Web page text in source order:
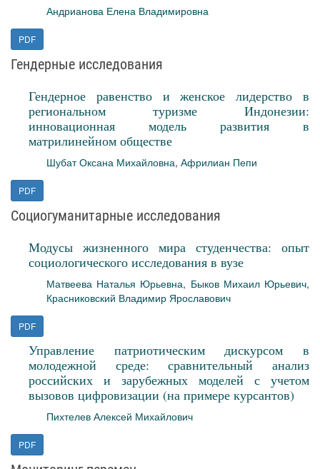
Андрианова Елена Владимировна
PDF
Гендерные исследования
Гендерное равенство и женское лидерство в
региональном туризме Индонезии:
инновационная модель развития в
матрилинейном обществе
Шубат Оксана Михайловна, Африлиан Пепи
PDF
Социогуманитарные исследования
Модусы жизненного мира студенчества: опыт
социологического исследования в вузе
Матвеева Наталья Юрьевна, Быков Михаил Юрьевич,
Красниковский Владимир Ярославович
PDF
Управление патриотическим дискурсом в
молодежной среде: сравнительный анализ
российских и зарубежных моделей с учетом
вызовов цифровизации (на примере курсантов)
Пихтелев Алексей Михайлович
PDF